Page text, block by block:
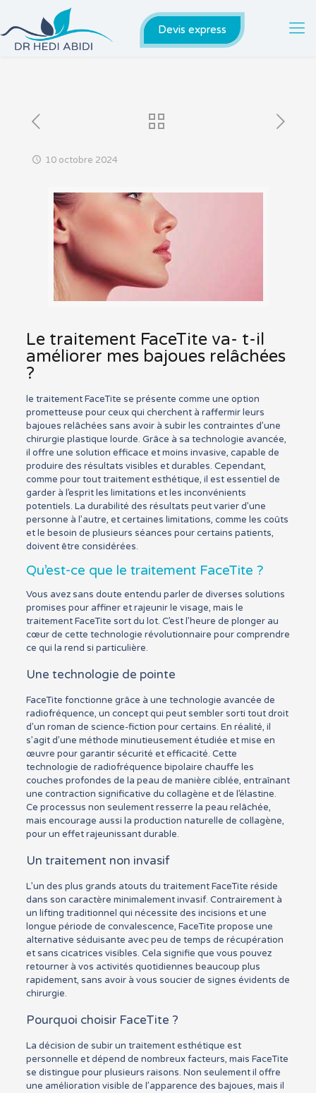
Devis express
10 octobre 2024
Le traitement FaceTite va- t-il
améliorer mes bajoues relâchées
?
le traitement FaceTite se présente comme une option
prometteuse pour ceux qui cherchent à raffermir leurs
bajoues relâchées sans avoir à subir les contraintes d’une
chirurgie plastique lourde. Grâce à sa technologie avancée,
il offre une solution efficace et moins invasive, capable de
produire des résultats visibles et durables. Cependant,
comme pour tout traitement esthétique, il est essentiel de
garder à l’esprit les limitations et les inconvénients
potentiels. La durabilité des résultats peut varier d’une
personne à l’autre, et certaines limitations, comme les coûts
et le besoin de plusieurs séances pour certains patients,
doivent être considérées.
Qu’est-ce que le traitement FaceTite ?
Vous avez sans doute entendu parler de diverses solutions
promises pour affiner et rajeunir le visage, mais le
traitement FaceTite sort du lot. C’est l’heure de plonger au
cœur de cette technologie révolutionnaire pour comprendre
ce qui la rend si particulière.
Une technologie de pointe
FaceTite fonctionne grâce à une technologie avancée de
radiofréquence, un concept qui peut sembler sorti tout droit
d’un roman de science-fiction pour certains. En réalité, il
s’agit d’une méthode minutieusement étudiée et mise en
œuvre pour garantir sécurité et efficacité. Cette
technologie de radiofréquence bipolaire chauffe les
couches profondes de la peau de manière ciblée, entraînant
une contraction significative du collagène et de l’élastine.
Ce processus non seulement resserre la peau relâchée,
mais encourage aussi la production naturelle de collagène,
pour un effet rajeunissant durable.
Un traitement non invasif
L’un des plus grands atouts du traitement FaceTite réside
dans son caractère minimalement invasif. Contrairement à
un lifting traditionnel qui nécessite des incisions et une
longue période de convalescence, FaceTite propose une
alternative séduisante avec peu de temps de récupération
et sans cicatrices visibles. Cela signifie que vous pouvez
retourner à vos activités quotidiennes beaucoup plus
rapidement, sans avoir à vous soucier de signes évidents de
chirurgie.
Pourquoi choisir FaceTite ?
La décision de subir un traitement esthétique est
personnelle et dépend de nombreux facteurs, mais FaceTite
se distingue pour plusieurs raisons. Non seulement il offre
une amélioration visible de l’apparence des bajoues, mais il